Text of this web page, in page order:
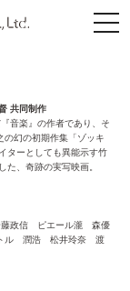
共同制作
音楽』の作者であり、そ
幻の初期作集「ゾッキ
ターとしても異能示す竹
、奇跡の実写映画。
政信 ピエール瀧 森優
ル 潤浩 松井玲奈 渡